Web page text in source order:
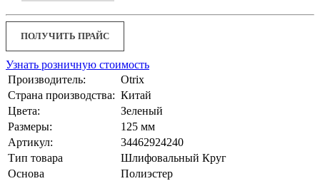
ПОЛУЧИТЬ ПРАЙС
Узнать розничную стоимость
Производитель:
Otrix
Страна производства: Китай
Цвета:
Зеленый
Размеры:
125 мм
Артикул:
34462924240
Тип товара
Шлифовальный Круг
Основа
Полиэстер